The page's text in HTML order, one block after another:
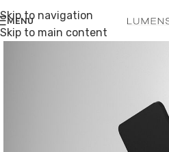
Skip to navigation
Skip to main content
MENU